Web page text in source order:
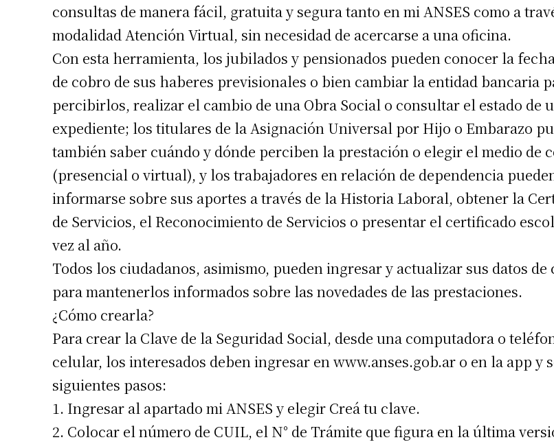
Suscribirme gratis
Nombre
Apellidos
consultas de manera fácil, gratuita y segura tanto en mi ANSES como a
modalidad Atención Virtual, sin necesidad de acercarse a una oficina.
Con esta herramienta, los jubilados y pensionados pueden conocer la
de cobro de sus haberes previsionales o bien cambiar la entidad bancaria
percibirlos, realizar el cambio de una Obra Social o consultar el estado de
expediente; los titulares de la Asignación Universal por Hijo o Embarazo
también saber cuándo y dónde perciben la prestación o elegir el medio de
(presencial o virtual), y los trabajadores en relación de dependencia
informarse sobre sus aportes a través de la Historia Laboral, obtener la
de Servicios, el Reconocimiento de Servicios o presentar el certificado
vez al año.
Todos los ciudadanos, asimismo, pueden ingresar y actualizar sus datos de
para mantenerlos informados sobre las novedades de las prestaciones.
¿Cómo crearla?
Para crear la Clave de la Seguridad Social, desde una computadora o
celular, los interesados deben ingresar en www.anses.gob.ar o en la app y
siguientes pasos:
1. Ingresar al apartado mi ANSES y elegir Creá tu clave.
2. Colocar el número de CUIL, el N° de Trámite que figura en la última